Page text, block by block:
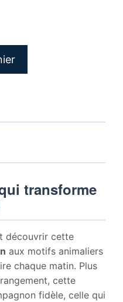
transforme
découvrir cette
aux motifs animaliers
chaque matin. Plus
cette
fidèle, celle qui